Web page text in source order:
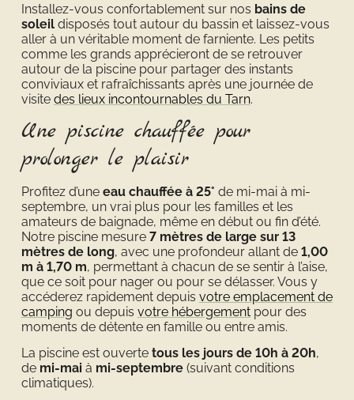
Installez-vous confortablement sur nos bains de
soleildisposés tout autour du bassin et laissez-vous
aller à un véritable moment de farniente. Les petits
comme les grands apprécieront de se retrouver
autour de la piscine pour partager des instants
conviviaux et rafraîchissants après une journée de
visite des lieux incontournables du Tarn.
Une piscine chauffée pour
prolonger le plaisir
Profitez d’une eau chauffée à 25° de mi-mai à mi-
septembre, un vrai plus pour les familles et les
amateurs de baignade, même en début ou fin d’été.
Notre piscine mesure 7 mètres de large sur 13
mètres de long, avec une profondeur allant de 1,00
m à 1,70 m, permettant à chacun de se sentir à l’aise,
que ce soit pour nager ou pour se délasser. Vous y
accéderez rapidement depuis votre emplacement de
camping ou depuis votre hébergementpour des
moments de détente en famille ou entre amis.
La piscine est ouverte tous les jours de 10h à 20h,
de mi-maià mi-septembre(suivant conditions
climatiques).